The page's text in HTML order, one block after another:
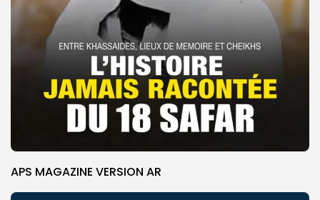
APS MAGAZINE VERSION AR